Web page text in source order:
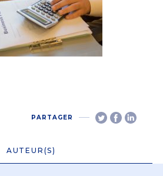
PARTAGER
AUTEUR(S)